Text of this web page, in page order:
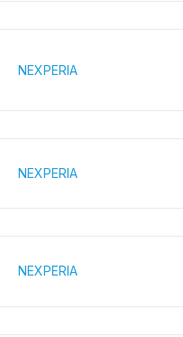
NEXPERIA
NEXPERIA
NEXPERIA